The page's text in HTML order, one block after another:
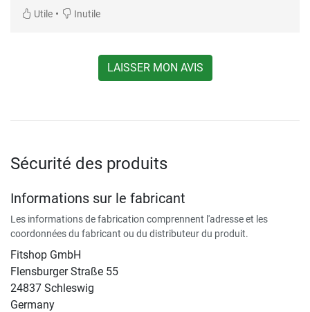
Utile • Inutile
LAISSER MON AVIS
Sécurité des produits
Informations sur le fabricant
Les informations de fabrication comprennent l'adresse et les
coordonnées du fabricant ou du distributeur du produit.
Fitshop GmbH
Flensburger Straße 55
24837 Schleswig
Germany